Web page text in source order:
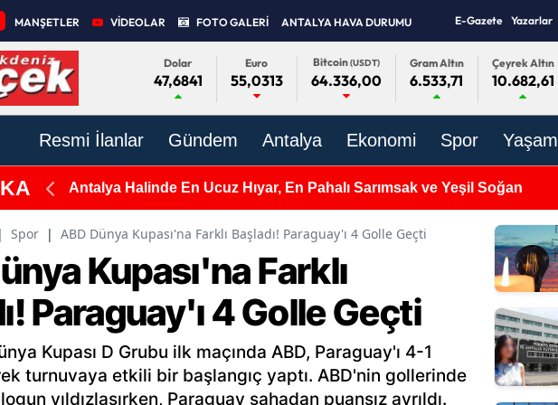
MANŞETLER VİDEOLAR FOTO GALERİ ANTALYA HAVA DURUMU E-Gazete Yazarlar
Dolar
47,6841
Euro
55,0313
Bitcoin(USDT)
64.336,00
Gram Altın
6.533,71
Çeyrek Altın
10.682,61
Resmi İlanlar Gündem Antalya Ekonomi Spor Yaşam
Antalya Halinde En Ucuz Hıyar, En Pahalı Sarımsak ve Yeşil Soğan
| Spor | ABD Dünya Kupası'na Farklı Başladı! Paraguay'ı 4 Golle Geçti
Kupası'na Farklı
Paraguay'ı 4 Golle Geçti
Kupası D Grubu ilk maçında ABD, Paraguay'ı 4-1
turnuvaya etkili bir başlangıç yaptı. ABD'nin gollerinde
yıldızlaşırken, Paraguay sahadan puansız ayrıldı.